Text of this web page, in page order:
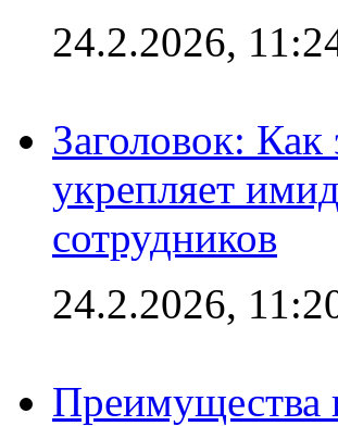
24.2.2026,
Заголовок:
укрепляет
сотрудников
24.2.2026,
Преимущества